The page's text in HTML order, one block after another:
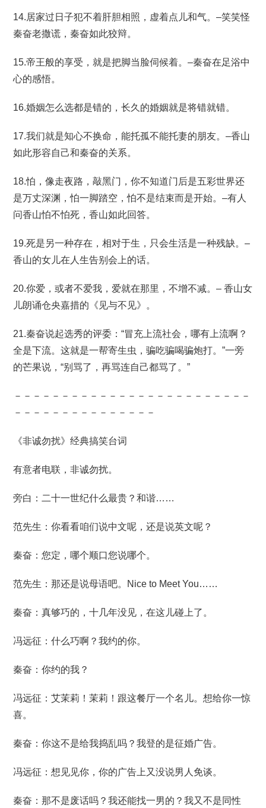
14.居家过日子犯不着肝胆相照，虚着点儿和气。–笑笑怪
秦奋老撒谎，秦奋如此狡辩。
15.帝王般的享受，就是把脚当脸伺候着。–秦奋在足浴中
心的感悟。
16.婚姻怎么选都是错的，长久的婚姻就是将错就错。
17.我们就是知心不换命，能托孤不能托妻的朋友。–香山
如此形容自己和秦奋的关系。
18.怕，像走夜路，敲黑门，你不知道门后是五彩世界还
是万丈深渊，怕一脚踏空，怕不是结束而是开始。–有人
问香山怕不怕死，香山如此回答。
19.死是另一种存在，相对于生，只会生活是一种残缺。–
香山的女儿在人生告别会上的话。
20.你爱，或者不爱我，爱就在那里，不增不减。– 香山女
儿朗诵仓央嘉措的《见与不见》。
21.秦奋说起选秀的评委：“冒充上流社会，哪有上流啊？
全是下流。这就是一帮寄生虫，骗吃骗喝骗炮打。”一旁
的芒果说，“别骂了，再骂连自己都骂了。”
－－－－－－－－－－－－－－－－－－－－－－－－－
－－－－－－－－－－－－－－－
《非诚勿扰》经典搞笑台词
有意者电联，非诚勿扰。
旁白：二十一世纪什么最贵？和谐……
范先生：你看看咱们说中文呢，还是说英文呢？
秦奋：您定，哪个顺口您说哪个。
范先生：那还是说母语吧。Nice to Meet You……
秦奋：真够巧的，十几年没见，在这儿碰上了。
冯远征：什么巧啊？我约的你。
秦奋：你约的我？
冯远征：艾茉莉！茉莉！跟这餐厅一个名儿。想给你一惊
喜。
秦奋：你这不是给我捣乱吗？我登的是征婚广告。
冯远征：想见见你，你的广告上又没说男人免谈。
秦奋：那不是废话吗？我还能找一男的？我又不是同性